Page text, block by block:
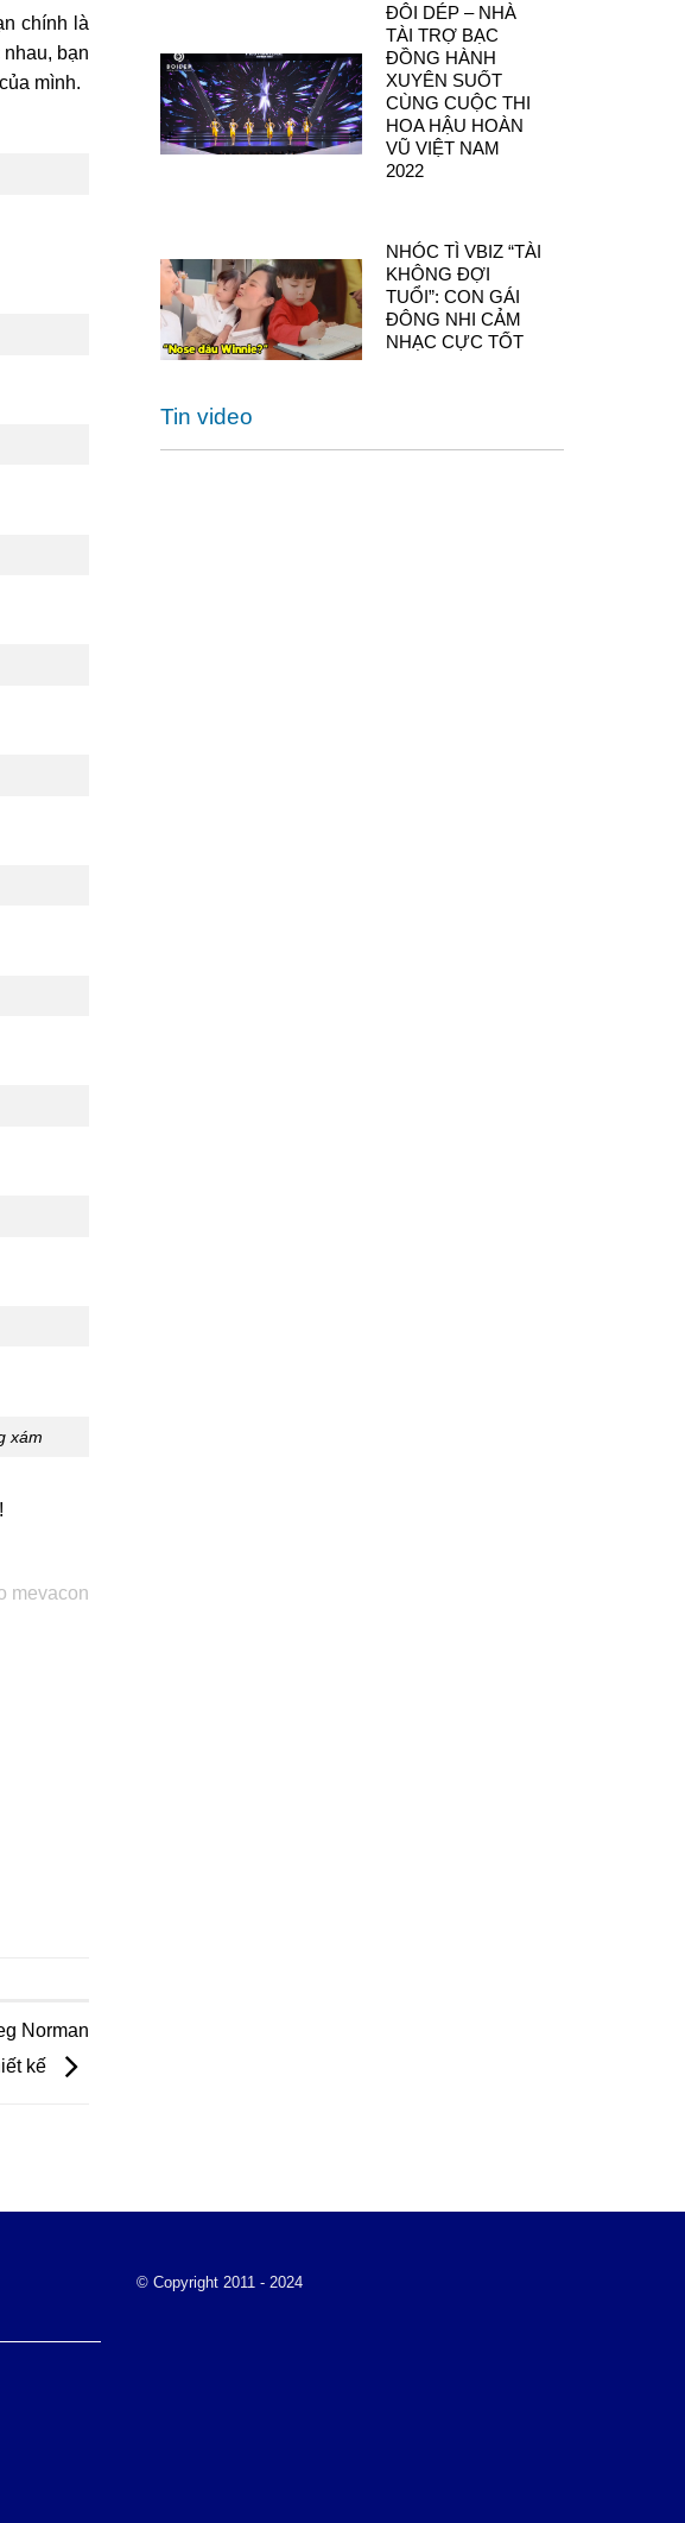
chính là
bạn
mình.
xám
mevacon
Norman
kế
ĐÔI DÉP – NHÀ
TÀI TRỢ BẠC
ĐỒNG HÀNH
XUYÊN SUỐT
CÙNG CUỘC THI
HOA HẬU HOÀN
VŨ VIỆT NAM
2022
NHÓC TÌ VBIZ “TÀI
KHÔNG ĐỢI
TUỔI”: CON GÁI
ĐÔNG NHI CẢM
NHẠC CỰC TỐT
Tin video
© Copyright 2011 - 2024